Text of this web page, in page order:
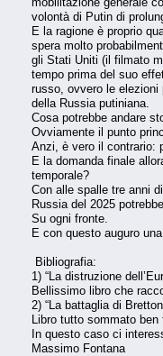
volontà di Putin di
E la ragione è proprio
spera molto
gli Stati Uniti (il filmato
tempo prima del suo
russo, ovvero le elezioni
della Russia putiniana.
Cosa potrebbe andare
Ovviamente il punto
Anzi, è vero il contrario:
E la domanda finale
temporale?
Con alle spalle tre anni
Russia del 2025
Su ogni fronte.
E con questo auguro
Bibliografia:
1) “La distruzione
Bellissimo libro che
2) “La battaglia di
Libro tutto sommato
In questo caso ci
Massimo Fontana